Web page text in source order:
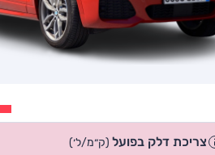
צריכת דלק בפועל (ק״מ/ל׳)